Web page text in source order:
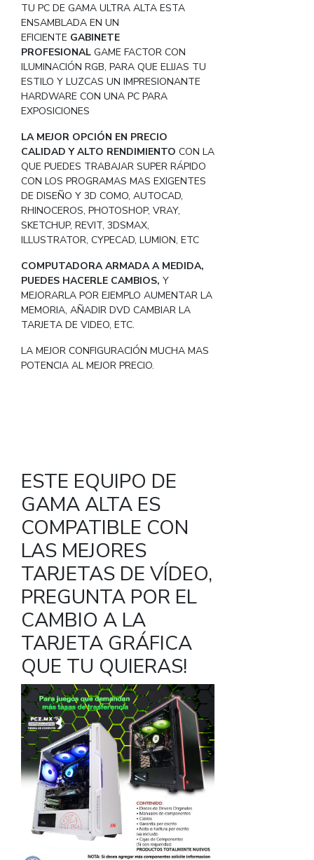
TU PC DE GAMA ULTRA ALTA ESTA
ENSAMBLADA EN UN
EFICIENTE GABINETE
PROFESIONAL GAME FACTOR CON
ILUMINACIÓN RGB, PARA QUE ELIJAS TU
ESTILO Y LUZCAS UN IMPRESIONANTE
HARDWARE CON UNA PC PARA
EXPOSICIONES
LA MEJOR OPCIÓN EN PRECIO
CALIDAD Y ALTO RENDIMIENTO CON LA
QUE PUEDES TRABAJAR SUPER RÁPIDO
CON LOS PROGRAMAS MAS EXIGENTES
DE DISEÑO Y 3D COMO, AUTOCAD,
RHINOCEROS, PHOTOSHOP, VRAY,
SKETCHUP, REVIT, 3DSMAX,
ILLUSTRATOR, CYPECAD, LUMION, ETC
COMPUTADORA ARMADA A MEDIDA,
PUEDES HACERLE CAMBIOS, Y
MEJORARLA POR EJEMPLO AUMENTAR LA
MEMORIA, AÑADIR DVD CAMBIAR LA
TARJETA DE VIDEO, ETC.
LA MEJOR CONFIGURACIÓN MUCHA MAS
POTENCIA AL MEJOR PRECIO.
ESTE EQUIPO DE
GAMA ALTA ES
COMPATIBLE CON
LAS MEJORES
TARJETAS DE VÍDEO,
PREGUNTA POR EL
CAMBIO A LA
TARJETA GRÁFICA
QUE TU QUIERAS!